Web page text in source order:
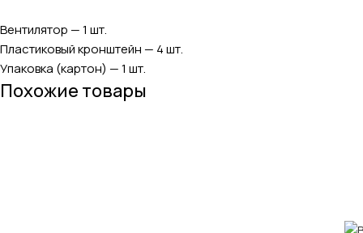
Вентилятор — 1 шт.
Пластиковый кронштейн — 4 шт.
Упаковка (картон) — 1 шт.
Похожие товары